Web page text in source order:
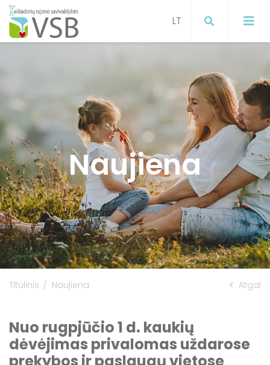
Mokymai
Projektai
Paslaugos gyventojams
Visuomenės sveikatos stiprinimas
ugdymo įstaigose
Visuomenės sveikatos stiprinimas
Visuomenės sveikatos stiprinimas
Širvintų raj. savivaldybėje
Informacija gyventojams apie
koronavirusą
Informacija apie gyventojų
sergamumą gripu, ŪVKTI ir COVID-19
Naujiena
Titulinis Naujiena Atgal
Nuo rugpjūčio 1 d. kaukių
dėvėjimas privalomas uždarose